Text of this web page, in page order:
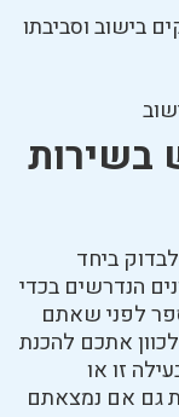
בישוב וסביבתו
ביחד
הנדרשים בכדי
לפני שאתם
אתכם להכנת
זו או
גם אם נמצאתם